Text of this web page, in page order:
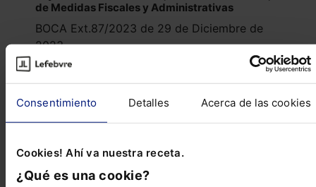
Consentimiento Detalles Acerca de las cookies
Cookies! Ahí va nuestra receta.
¿Qué es una cookie?
de Medidas Fiscales y Administrativas
BOCA Ext.87/2023 de 29 de Diciembre de
2023
fiscales y administrativas
DOG 246/2023 de 29 de Diciembre de 2023